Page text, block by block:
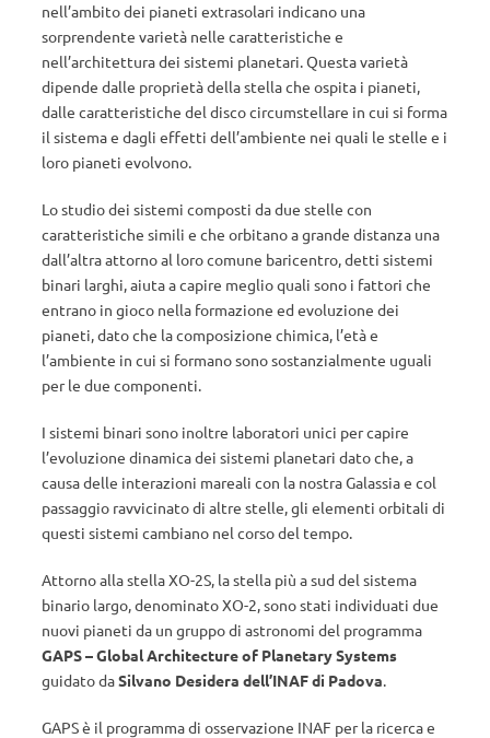
nell’ambito dei pianeti extrasolari indicano una
sorprendente varietà nelle caratteristiche e
nell’architettura dei sistemi planetari. Questa varietà
dipende dalle proprietà della stella che ospita i pianeti,
dalle caratteristiche del disco circumstellare in cui si forma
il sistema e dagli effetti dell’ambiente nei quali le stelle e i
loro pianeti evolvono.
Lo studio dei sistemi composti da due stelle con
caratteristiche simili e che orbitano a grande distanza una
dall’altra attorno al loro comune baricentro, detti sistemi
binari larghi, aiuta a capire meglio quali sono i fattori che
entrano in gioco nella formazione ed evoluzione dei
pianeti, dato che la composizione chimica, l’età e
l’ambiente in cui si formano sono sostanzialmente uguali
per le due componenti.
I sistemi binari sono inoltre laboratori unici per capire
l’evoluzione dinamica dei sistemi planetari dato che, a
causa delle interazioni mareali con la nostra Galassia e col
passaggio ravvicinato di altre stelle, gli elementi orbitali di
questi sistemi cambiano nel corso del tempo.
Attorno alla stella XO-2S, la stella più a sud del sistema
binario largo, denominato XO-2, sono stati individuati due
nuovi pianeti da un gruppo di astronomi del programma
GAPS– Global Architecture of Planetary Systems
guidato daSilvano Desidera dell’INAF di Padova.
GAPS è il programma di osservazione INAF per la ricerca e